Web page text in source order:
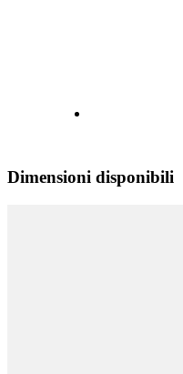
Dimensioni disponibili